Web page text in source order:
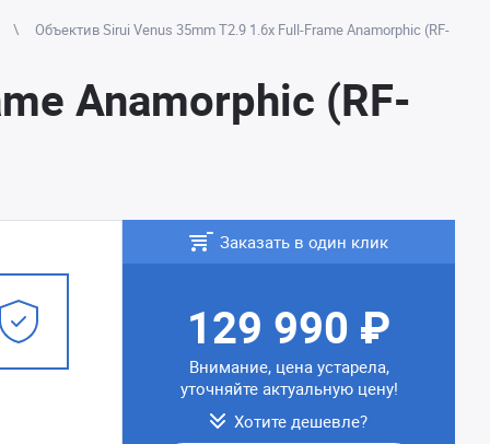
Объектив Sirui Venus 35mm T2.9 1.6x Full-Frame Anamorphic (RF-
Anamorphic (RF-
Заказать в один клик
129 990 ₽
Внимание, цена устарела,
уточняйте актуальную цену!
Хотите дешевле?